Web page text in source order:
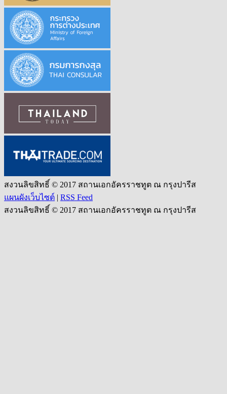
สงวนลิขสิทธิ์ © 2017 สถานเอกอัครราชทูต ณ กรุงปารีส
แผนผังเว็บไซต์ | RSS Feed
สงวนลิขสิทธิ์ © 2017 สถานเอกอัครราชทูต ณ กรุงปารีส